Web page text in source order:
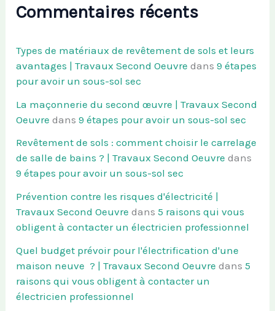
Commentaires récents
Types de matériaux de revêtement de sols et leurs
avantages | Travaux Second Oeuvre dans9 étapes
pour avoir un sous-sol sec
La maçonnerie du second œuvre | Travaux Second
Oeuvre dans9 étapes pour avoir un sous-sol sec
Revêtement de sols : comment choisir le carrelage
de salle de bains ? | Travaux Second Oeuvre dans
9 étapes pour avoir un sous-sol sec
Prévention contre les risques d'électricité |
Travaux Second Oeuvre dans5 raisons qui vous
obligent à contacter un électricien professionnel
Quel budget prévoir pour l'électrification d'une
maison neuve ? | Travaux Second Oeuvre dans5
raisons qui vous obligent à contacter un
électricien professionnel